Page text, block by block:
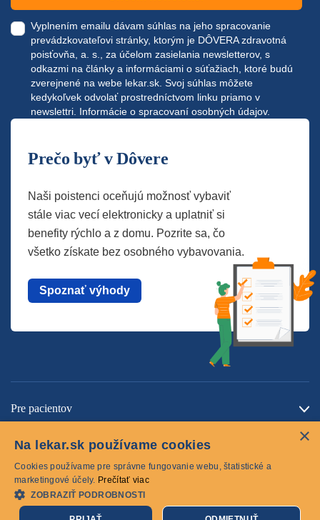
Vyplnením emailu dávam súhlas na jeho spracovanie
prevádzkovateľovi stránky, ktorým je DÔVERA zdravotná
poisťovňa, a. s., za účelom zasielania newsletterov, s
odkazmi na články a informáciami o súťažiach, ktoré budú
zverejnené na webe lekar.sk. Svoj súhlas môžete
kedykoľvek odvolať prostredníctvom linku priamo v
newslettri. Informácie o spracovaní osobných údajov.
Prečo byť v Dôvere
Naši poistenci oceňujú možnosť vybaviť
stále viac vecí elektronicky a uplatniť si
benefity rýchlo a z domu. Pozrite sa, čo
všetko získate bez osobného vybavovania.
Spoznať výhody
Pre pacientov
Cookies
×
Na lekar.sk používame cookies
Cookies používame pre správne fungovanie webu, štatistické a
marketingové účely. Prečítať viac
ZOBRAZIŤ PODROBNOSTI